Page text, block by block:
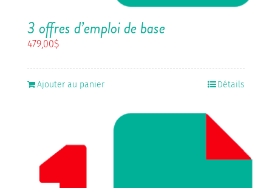
3 offres d’emploi de base
479,00$
Ajouter au panier Détails